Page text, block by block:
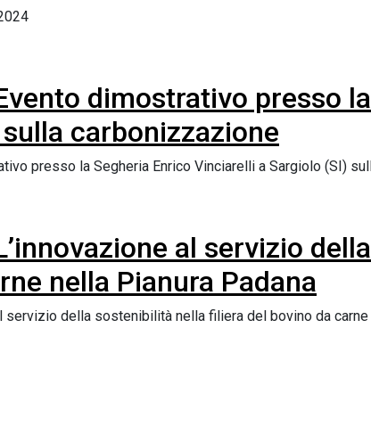
dimostrativo presso
carbonizzazione
presso la Segheria Enrico Vinciarelli a Sargiolo (SI)
al servizio
nella Pianura Padana
servizio della sostenibilità nella filiera del bovino da